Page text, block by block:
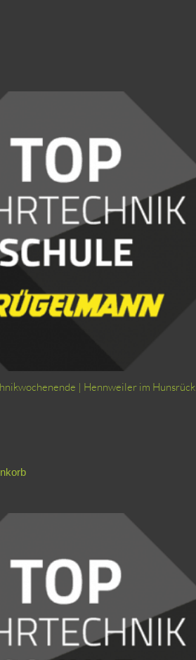
| Hennweiler im Hunsrück